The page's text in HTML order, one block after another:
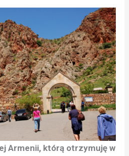
Armenii, którą otrzymuję w